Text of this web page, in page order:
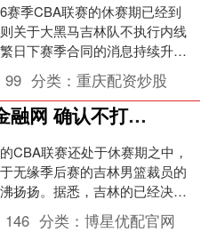
赛季CBA联赛的休赛期已经到
关于大黑马吉林队不执行内线
日下赛季合同的消息持续升
情人士爆料，本赛季无缘季后
男篮，已经....
99 分类：重庆配资炒股
658金融网 确认不打了！CBA冠军内线正式离队，或被广东队底薪签下？
CBA联赛还处于休赛期之中，
无缘季后赛的吉林男篮裁员的
扬扬。据悉，吉林的已经决定
线球员曾繁日下赛季的合同，
东队的冠军内线....
146 分类：博星优配官网